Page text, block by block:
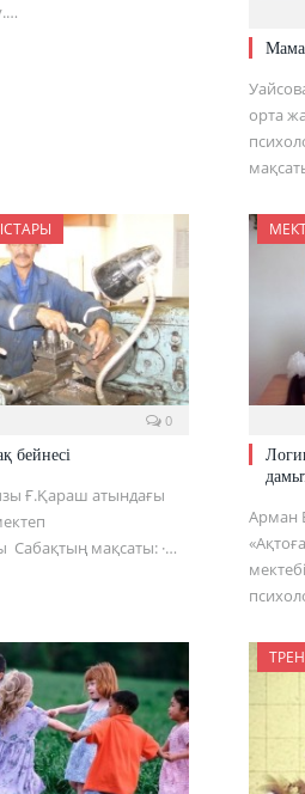
орта
0
бейнесі
Ғ.Қараш атындағы
Сабақтың мақсаты: ·…
Арман